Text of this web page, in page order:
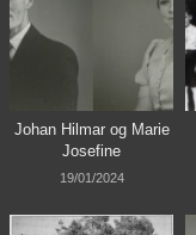
Johan Hilmar og Marie
Josefine
19/01/2024